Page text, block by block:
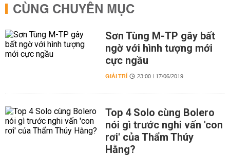
CÙNG CHUYÊN MỤC
Sơn Tùng M-TP gây bất
ngờ với hình tượng mới
cực ngầu
GIẢI TRÍ 23:00 | 17/06/2019
Top 4 Solo cùng Bolero
nói gì trước nghi vấn 'con
rơi' của Thẩm Thúy
Hằng?